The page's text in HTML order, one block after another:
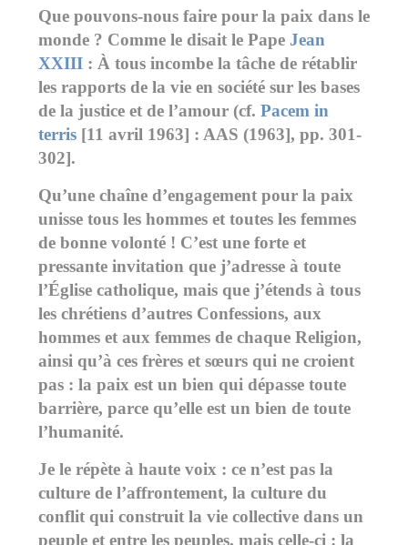
Que pouvons-nous faire pour la paix dans le
monde ? Comme le disait le Pape Jean
XXIII : À tous incombe la tâche de rétablir
les rapports de la vie en société sur les bases
de la justice et de l’amour (cf. Pacem in
terris [11 avril 1963] : AAS (1963], pp. 301-
302].
Qu’une chaîne d’engagement pour la paix
unisse tous les hommes et toutes les femmes
de bonne volonté ! C’est une forte et
pressante invitation que j’adresse à toute
l’Église catholique, mais que j’étends à tous
les chrétiens d’autres Confessions, aux
hommes et aux femmes de chaque Religion,
ainsi qu’à ces frères et sœurs qui ne croient
pas : la paix est un bien qui dépasse toute
barrière, parce qu’elle est un bien de toute
l’humanité.
Je le répète à haute voix : ce n’est pas la
culture de l’affrontement, la culture du
conflit qui construit la vie collective dans un
peuple et entre les peuples, mais celle-ci : la